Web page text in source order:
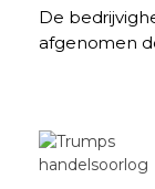
De
afgenomen